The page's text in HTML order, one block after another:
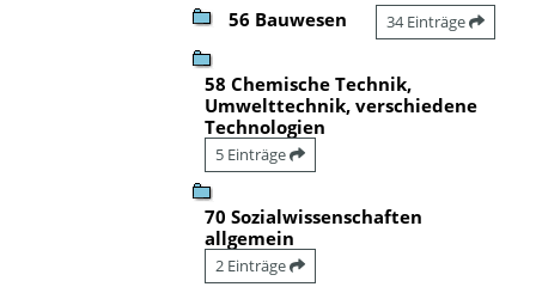
56 Bauwesen 34 Einträge
58 Chemische Technik,
Umwelttechnik, verschiedene
Technologien
5 Einträge
70 Sozialwissenschaften
allgemein
2 Einträge